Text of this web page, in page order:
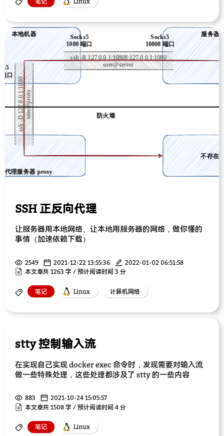
SSH 正反向代理
让服务器用本地网络、让本地用服务器的网络，做你懂的
事情（加速依赖下载）
2549 2021-12-22 13:55:36
2022-01-02 06:51:58
本文章共 1263 字 / 预计阅读时间 3 分
笔记 Linux 计算机网络
stty 控制输入流
在实现自己实现 docker exec 命令时，发现需要对输入流
做一些特殊处理，这些处理都涉及了 stty 的一些内容
883
2021-10-24 15:05:57
本文章共 1508 字 / 预计阅读时间 4 分
笔记 Linux